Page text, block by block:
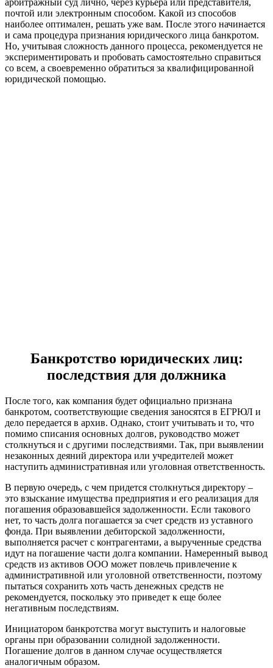
арбитражный суд лично, через курьера или представителя,
почтой или электронным способом. Какой из способов
наиболее оптимален, решать уже вам. После этого начинается
и сама процедура признания юридического лица банкротом.
Но, учитывая сложность данного процесса, рекомендуется не
экспериментировать и пробовать самостоятельно справиться
со всем, а своевременно обратиться за квалифицированной
юридической помощью.
Банкротство юридических лиц:
последствия для должника
После того, как компания будет официально признана
банкротом, соответствующие сведения заносятся в ЕГРЮЛ и
дело передается в архив. Однако, стоит учитывать и то, что
помимо списания основных долгов, руководство может
столкнуться и с другими последствиями. Так, при выявлении
незаконных деяний директора или учредителей может
наступить административная или уголовная ответственность.
В первую очередь, с чем придется столкнуться директору –
это взыскание имущества предприятия и его реализация для
погашения образовавшейся задолженности. Если такового
нет, то часть долга погашается за счет средств из уставного
фонда. При выявлении дебиторской задолженности,
выполняется расчет с контрагентами, а вырученные средства
идут на погашение части долга компании. Намеренный вывод
средств из активов ООО может повлечь привлечение к
административной или уголовной ответственности, поэтому
пытаться сохранить хоть часть денежных средств не
рекомендуется, поскольку это приведет к еще более
негативным последствиям.
Инициатором банкротства могут выступить и налоговые
органы при образовании солидной задолженности.
Погашение долгов в данном случае осуществляется
аналогичным образом.